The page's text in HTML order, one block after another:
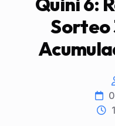
Sorteo
1